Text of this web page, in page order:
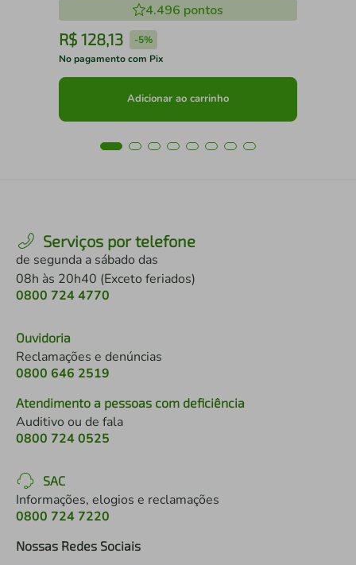
4.496 pontos
R$ 128,13 -5%
No pagamento com Pix
Adicionar ao carrinho
Serviços por telefone
de segunda a sábado das
08h às 20h40 (Exceto feriados)
0800 724 4770
Ouvidoria
Reclamações e denúncias
0800 646 2519
Atendimento a pessoas com deficiência
Auditivo ou de fala
0800 724 0525
SAC
Informações, elogios e reclamações
0800 724 7220
Nossas Redes Sociais